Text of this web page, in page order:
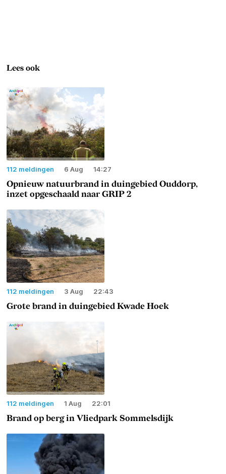
Lees ook
112 meldingen 6 Aug 14:27
Opnieuw natuurbrand in duingebied Ouddorp,
inzet opgeschaald naar GRIP 2
112 meldingen 3 Aug 22:43
Grote brand in duingebied Kwade Hoek
112 meldingen 1 Aug 22:01
Brand op berg in Vliedpark Sommelsdijk